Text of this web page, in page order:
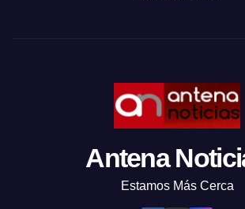
Antena
Estamos Más Cerca